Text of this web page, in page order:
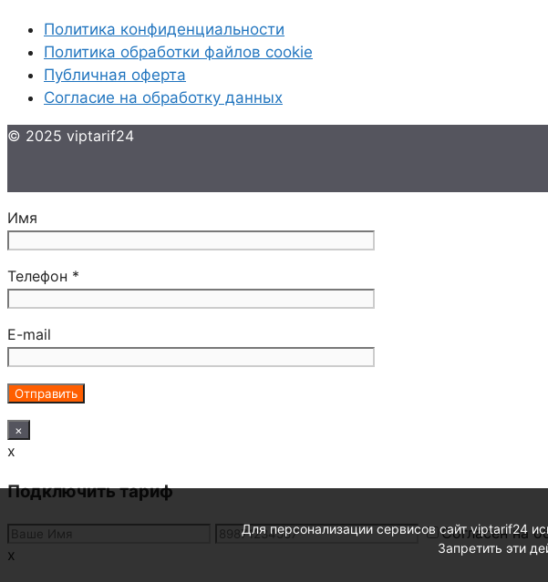
Политика конфиденциальности
Политика обработки файлов cookie
Публичная оферта
Согласие на обработку данных
© 2025 viptarif24
Имя
Телефон *
E-mail
×
x
Подключить тариф
Согласен на
x
Для персонализации сервисов сайт viptarif24
Запретить эти